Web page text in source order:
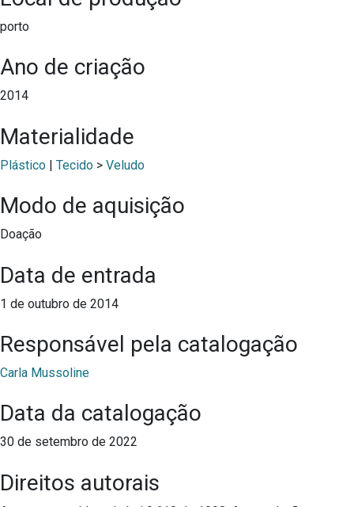
porto
Ano de criação
2014
Materialidade
Plástico | Tecido > Veludo
Modo de aquisição
Doação
Data de entrada
1 de outubro de 2014
Responsável pela catalogação
Carla Mussoline
Data da catalogação
30 de setembro de 2022
Direitos autorais